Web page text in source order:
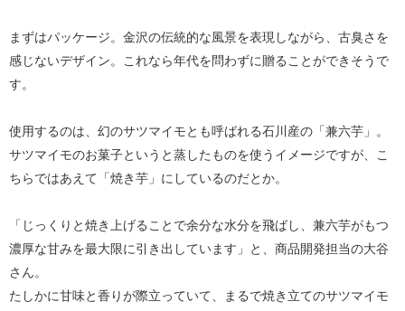
まずはパッケージ。金沢の伝統的な風景を表現しながら、古臭さを
感じないデザイン。これなら年代を問わずに贈ることができそうで
す。
使用するのは、幻のサツマイモとも呼ばれる石川産の「兼六芋」。
サツマイモのお菓子というと蒸したものを使うイメージですが、こ
ちらではあえて「焼き芋」にしているのだとか。
「じっくりと焼き上げることで余分な水分を飛ばし、兼六芋がもつ
濃厚な甘みを最大限に引き出しています」と、商品開発担当の大谷
さん。
たしかに甘味と香りが際立っていて、まるで焼き立てのサツマイモ